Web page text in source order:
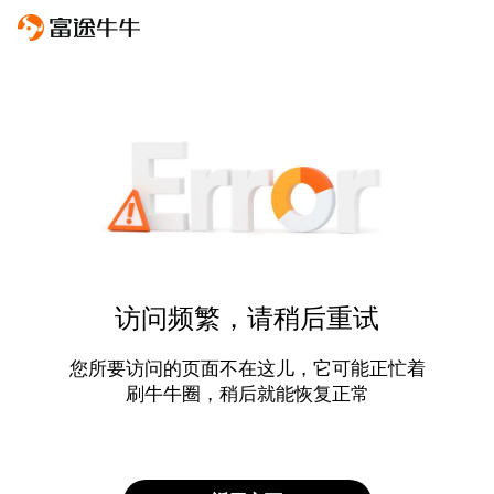
访问频繁，请稍后重试
您所要访问的页面不在这儿，它可能正忙着
刷牛牛圈，稍后就能恢复正常